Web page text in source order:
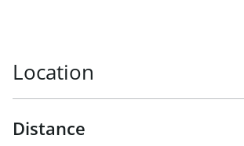
Location
Distance